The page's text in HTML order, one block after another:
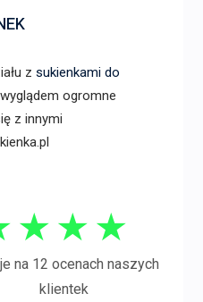
z sukienkami do
ogromne
z innymi
★ ★ ★
na 12 ocenach naszych
klientek